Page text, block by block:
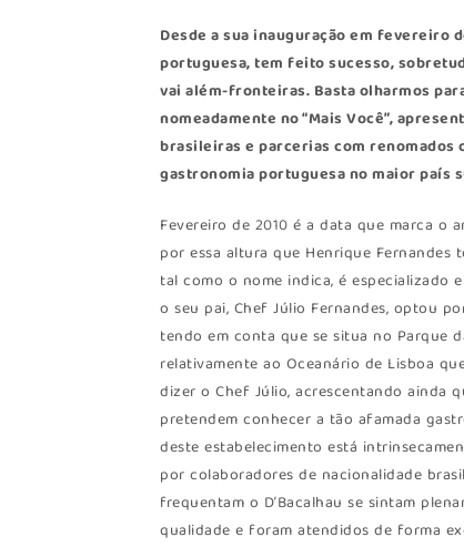
Desde a sua inauguração em fevereiro
portuguesa, tem feito sucesso,
vai além-fronteiras. Basta olharmos
nomeadamente no “Mais Você”,
brasileiras e parcerias com
gastronomia portuguesa no maior país
Fevereiro de 2010 é a data que marca o
por essa altura que Henrique Fernandes
tal como o nome indica, é especializado
o seu pai, Chef Júlio Fernandes, optou
tendo em conta que se situa no Parque
relativamente ao Oceanário de Lisboa
dizer o Chef Júlio, acrescentando ainda
pretendem conhecer a tão afamada
deste estabelecimento está
por colaboradores de nacionalidade
frequentam o D’Bacalhau se sintam
qualidade e foram atendidos de forma